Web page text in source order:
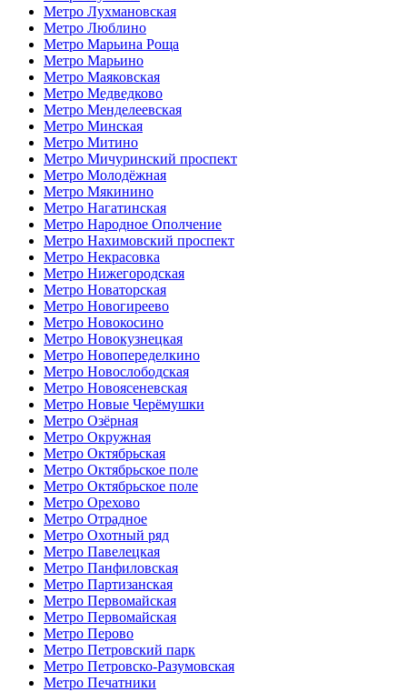
Метро Лухмановская
Метро Люблино
Метро Марьина Роща
Метро Марьино
Метро Маяковская
Метро Медведково
Метро Менделеевская
Метро Минская
Метро Митино
Метро Мичуринский проспект
Метро Молодёжная
Метро Мякинино
Метро Нагатинская
Метро Народное Ополчение
Метро Нахимовский проспект
Метро Некрасовка
Метро Нижегородская
Метро Новаторская
Метро Новогиреево
Метро Новокосино
Метро Новокузнецкая
Метро Новопеределкино
Метро Новослободская
Метро Новоясеневская
Метро Новые Черёмушки
Метро Озёрная
Метро Окружная
Метро Октябрьская
Метро Октябрьское поле
Метро Октябрьское поле
Метро Орехово
Метро Отрадное
Метро Охотный ряд
Метро Павелецкая
Метро Панфиловская
Метро Партизанская
Метро Первомайская
Метро Первомайская
Метро Перово
Метро Петровский парк
Метро Петровско-Разумовская
Метро Печатники